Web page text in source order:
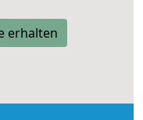
erhalten